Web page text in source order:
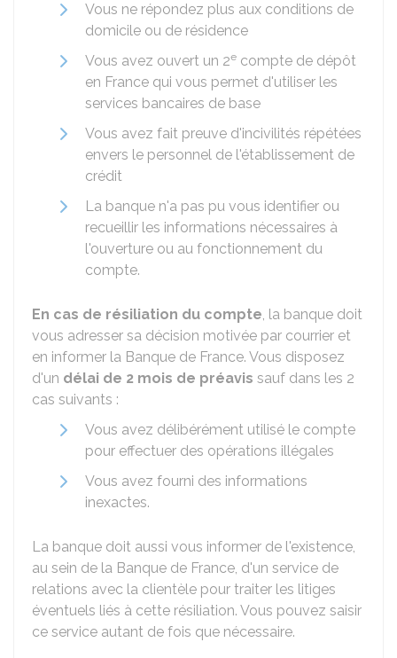
Vous ne répondez plus aux conditions de
domicile ou de résidence
Vous avez ouvert un 2e compte de dépôt
en France qui vous permet d'utiliser les
services bancaires de base
Vous avez fait preuve d'incivilités répétées
envers le personnel de l'établissement de
crédit
La banque n'a pas pu vous identifier ou
recueillir les informations nécessaires à
l'ouverture ou au fonctionnement du
compte.
En cas de résiliation du compte, la banque doit
vous adresser sa décision motivée par courrier et
en informer la Banque de France. Vous disposez
d'un délai de 2 mois de préavis sauf dans les 2
cas suivants :
Vous avez délibérément utilisé le compte
pour effectuer des opérations illégales
Vous avez fourni des informations
inexactes.
La banque doit aussi vous informer de l'existence,
au sein de la Banque de France, d'un service de
relations avec la clientèle pour traiter les litiges
éventuels liés à cette résiliation. Vous pouvez saisir
ce service autant de fois que nécessaire.